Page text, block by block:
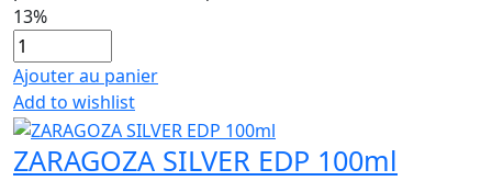
13%
Ajouter au panier
Add to wishlist
ZARAGOZA SILVER EDP 100ml